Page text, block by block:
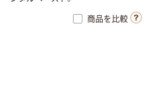
商品を比較